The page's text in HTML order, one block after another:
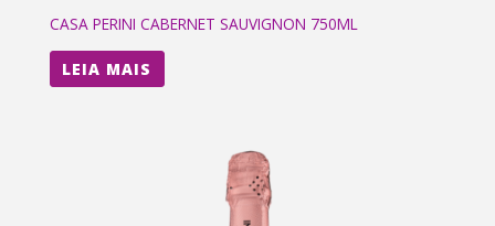
CASA PERINI CABERNET SAUVIGNON 750ML
LEIA MAIS